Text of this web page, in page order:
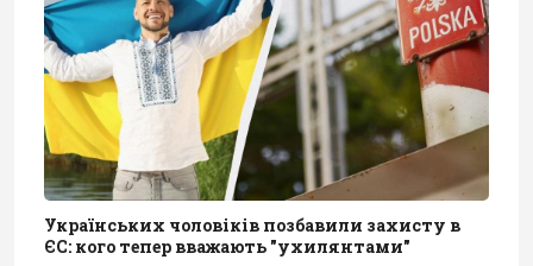
Українських чоловіків позбавили захисту в
ЄС: кого тепер вважають "ухилянтами"